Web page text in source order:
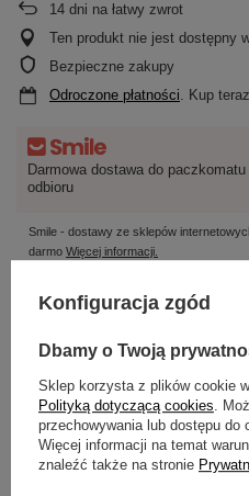
14 dni na łatwy zwrot
Ten produkt nie jest dostępny
Bezpieczne zakupy
Odroczone płatności. Kup
Darmowa dostawa do
odbioru
Smile - dostawy ze sklepów
darmo Więcej informacji.
OPINIE (0)
Konfiguracja zgód
Dbamy o Twoją
Sklep korzysta z plików cookie
Polityką dotyczącą cookies .
przechowywania lub dostępu do
Więcej informacji na temat
znaleźć także na stronie